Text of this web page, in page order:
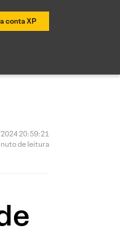
conta XP
20:59:21
de leitura